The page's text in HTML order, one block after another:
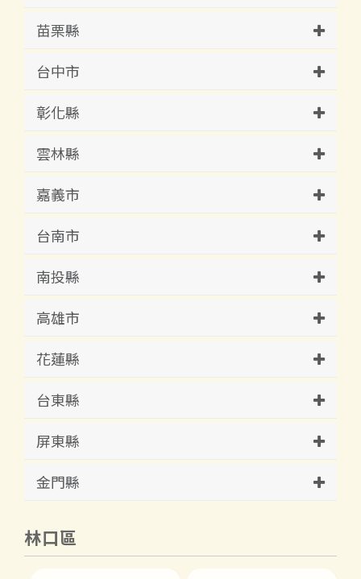
苗栗縣
台中市
彰化縣
雲林縣
嘉義市
台南市
南投縣
高雄市
花蓮縣
台東縣
屏東縣
金門縣
林口區